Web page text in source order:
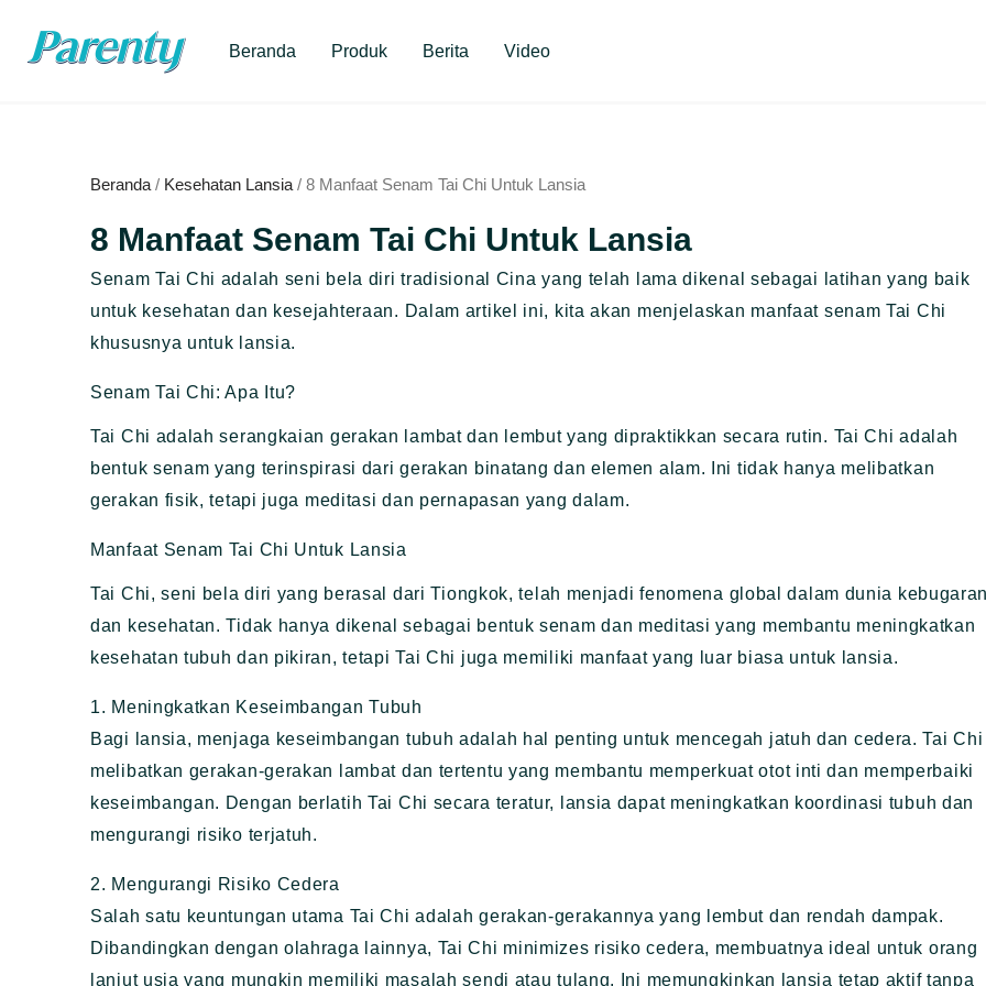
Beranda Produk Berita Video
Beranda / Kesehatan Lansia / 8 Manfaat Senam Tai Chi Untuk Lansia
8 Manfaat Senam Tai Chi Untuk Lansia
Senam Tai Chi adalah seni bela diri tradisional Cina yang telah lama dikenal sebagai latihan yang baik
untuk kesehatan dan kesejahteraan. Dalam artikel ini, kita akan menjelaskan manfaat senam Tai Chi
khususnya untuk lansia.
Senam Tai Chi: Apa Itu?
Tai Chi adalah serangkaian gerakan lambat dan lembut yang dipraktikkan secara rutin. Tai Chi adalah
bentuk senam yang terinspirasi dari gerakan binatang dan elemen alam. Ini tidak hanya melibatkan
gerakan fisik, tetapi juga meditasi dan pernapasan yang dalam.
Manfaat Senam Tai Chi Untuk Lansia
Tai Chi, seni bela diri yang berasal dari Tiongkok, telah menjadi fenomena global dalam dunia
dan kesehatan. Tidak hanya dikenal sebagai bentuk senam dan meditasi yang membantu meningkatkan
kesehatan tubuh dan pikiran, tetapi Tai Chi juga memiliki manfaat yang luar biasa untuk lansia.
1. Meningkatkan Keseimbangan Tubuh
Bagi lansia, menjaga keseimbangan tubuh adalah hal penting untuk mencegah jatuh dan cedera. Tai Chi
melibatkan gerakan-gerakan lambat dan tertentu yang membantu memperkuat otot inti dan memperbaiki
keseimbangan. Dengan berlatih Tai Chi secara teratur, lansia dapat meningkatkan koordinasi tubuh dan
mengurangi risiko terjatuh.
2. Mengurangi Risiko Cedera
Salah satu keuntungan utama Tai Chi adalah gerakan-gerakannya yang lembut dan rendah dampak.
Dibandingkan dengan olahraga lainnya, Tai Chi minimizes risiko cedera, membuatnya ideal untuk orang
lanjut usia yang mungkin memiliki masalah sendi atau tulang. Ini memungkinkan lansia tetap aktif tanpa